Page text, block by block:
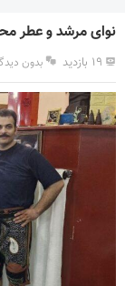
نوای مرشد و عطر
۱۹ بازدید بدون